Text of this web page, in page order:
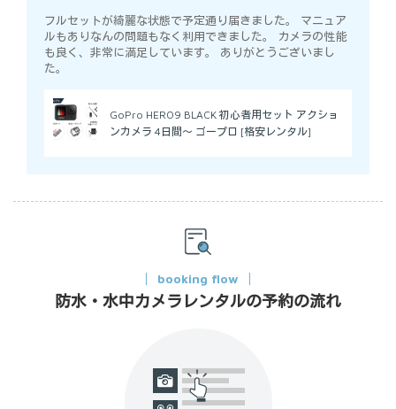
フルセットが綺麗な状態で予定通り届きました。 マニュア
ルもありなんの問題もなく利用できました。 カメラの性能
も良く、非常に満足しています。 ありがとうございまし
た。
GoPro HERO9 BLACK 初心者用セット アクショ
ンカメラ 4日間～ ゴープロ [格安レンタル]
booking flow
防水・水中カメラレンタルの予約の流れ